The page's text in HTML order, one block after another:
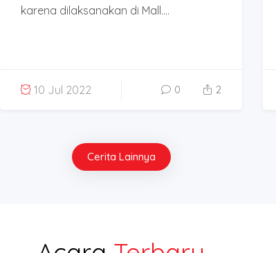
Nur Hidayati -
karena dilaksanakan di Mall....
10 Jul 2022 0 2
Cerita Lainnya